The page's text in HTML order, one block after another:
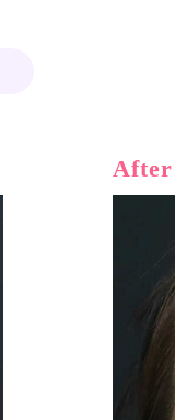
After